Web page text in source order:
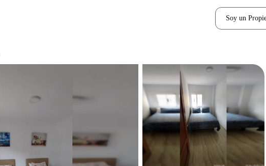
Soy un